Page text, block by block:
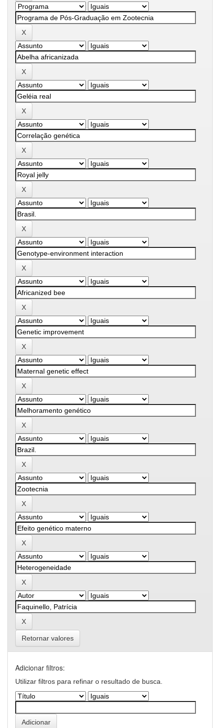
Retornar valores
Adicionar filtros:
Utilizar filtros para refinar o resultado de busca.